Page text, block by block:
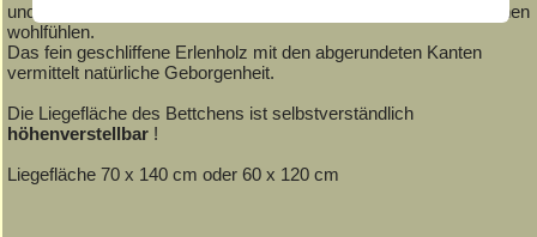
und
können sich die Kleinen
wohlfühlen.
Das fein geschliffene Erlenholz mit den abgerundeten Kanten
vermittelt natürliche Geborgenheit.
Die Liegefläche des Bettchens ist selbstverständlich
höhenverstellbar!
Liegefläche 70 x 140 cm oder 60 x 120 cm